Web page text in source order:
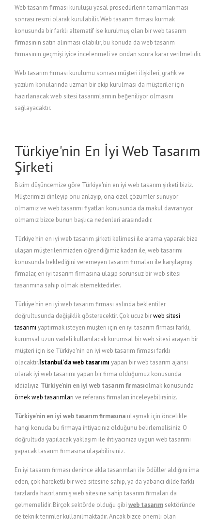
Web tasarım firması kuruluşu yasal prosedürlerin tamamlanması
sonrası resmi olarak kurulabilir. Web tasarım firması kurmak
konusunda bir farklı alternatif ise kurulmuş olan bir web tasarım
firmasının satın alınması olabilir, bu konuda da web tasarım
firmasının geçmişi iyice incelenmeli ve ondan sonra karar verilmelidir.
Web tasarım firması kurulumu sonrası müşteri ilişkileri, grafik ve
yazılım konularında uzman bir ekip kurulması da müşteriler için
hazırlanacak web sitesi tasarımlarının beğeniliyor olmasını
sağlayacaktır.
Türkiye'nin En İyi Web Tasarım
Şirketi
Bizim düşüncemize göre Türkiye'nin en iyi web tasarım şirketi biziz.
Müşterimizi dinleyip onu anlayıp, ona özel çözümler sunuyor
olmamız ve web tasarımı fiyatları konusunda da makul davranıyor
olmamız bizce bunun başlıca nedenleri arasındadır.
Türkiye'nin en iyi web tasarım şirketi kelimesi ile arama yaparak bize
ulaşan müşterilerimizden öğrendiğimiz kadarı ile, web tasarımı
konusunda beklediğini veremeyen tasarım firmaları ile karşılaşmış
firmalar, en iyi tasarım firmasına ulaşıp sorunsuz bir web sitesi
tasarımına sahip olmak istemektedirler.
Türkiye'nin en iyi web tasarım firması aslında beklentiler
doğrultusunda değişiklik gösterecektir. Çok ucuz birweb sitesi
tasarımı yaptırmak isteyen müşteri için en iyi tasarım firması farklı,
kurumsal uzun vadeli kullanılacak kurumsal bir web sitesi arayan bir
müşteri için ise Türkiye'nin en iyi web tasarım firması farklı
olacaktır.İstanbul'da web tasarımı yapan bir web tasarım ajansı
olarak iyi web tasarımı yapan bir firma olduğumuz konusunda
iddialıyız. Türkiye'nin en iyi web tasarım firmasıolmak konusunda
örnek web tasarımları ve referans firmaları inceleyebilirsiniz.
Türkiye'nin en iyi web tasarım firmasına ulaşmak için öncelikle
hangi konuda bu firmaya ihtiyacınız olduğunu belirlemelisiniz. O
doğrultuda yapılacak yaklaşım ile ihtiyacınıza uygun web tasarımı
yapacak tasarım firmasına ulaşabilirsiniz.
En iyi tasarım firması denince akla tasarımları ile ödüller aldığını ima
eden, çok hareketli bir web sitesine sahip, ya da yabancı dilde farklı
tarzlarda hazırlanmış web sitesine sahip tasarım firmaları da
gelmemelidir. Birçok sektörde olduğu gibi web tasarım sektöründe
de teknik terimler kullanılmaktadır. Ancak bizce önemli olan